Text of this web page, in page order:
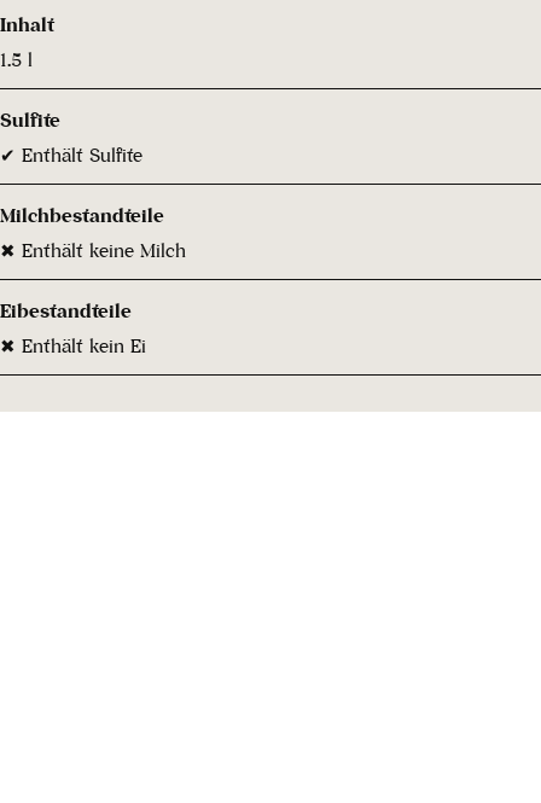
Inhalt
1.5 l
Sulfite
✔ Enthält Sulfite
Milchbestandteile
✖ Enthält keine Milch
Eibestandteile
✖ Enthält kein Ei